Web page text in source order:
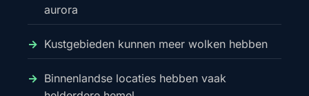
aurora
Kustgebieden kunnen meer wolken hebben
Binnenlandse locaties hebben vaak